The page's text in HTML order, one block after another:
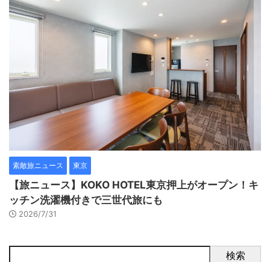
素敵旅ニュース 東京
【旅ニュース】KOKO HOTEL東京押上がオープン！キ
ッチン洗濯機付きで三世代旅にも
2026/7/31
検索